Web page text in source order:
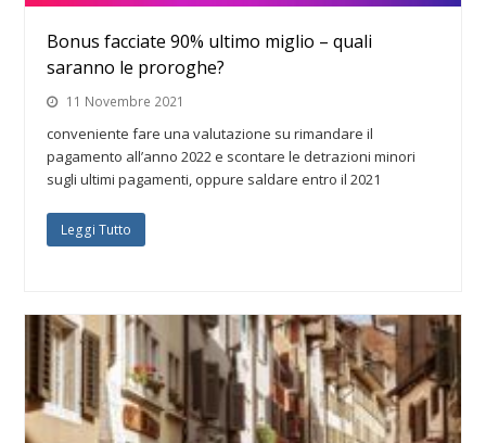
Bonus facciate 90% ultimo miglio – quali
saranno le proroghe?
11 Novembre 2021
conveniente fare una valutazione su rimandare il
pagamento all’anno 2022 e scontare le detrazioni minori
sugli ultimi pagamenti, oppure saldare entro il 2021
Leggi Tutto